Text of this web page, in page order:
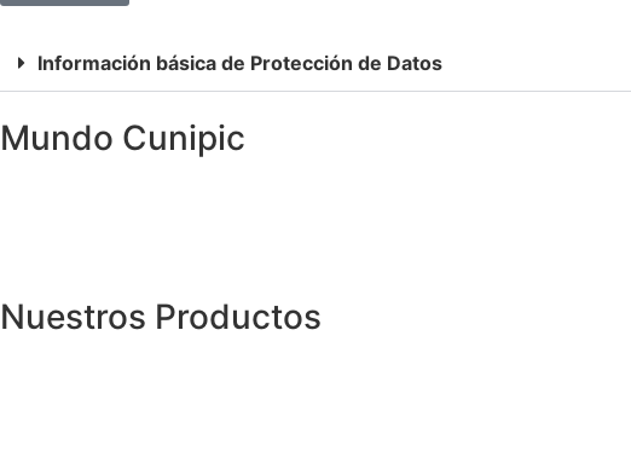
Información básica de Protección de Datos
Mundo Cunipic
Nuestros Productos